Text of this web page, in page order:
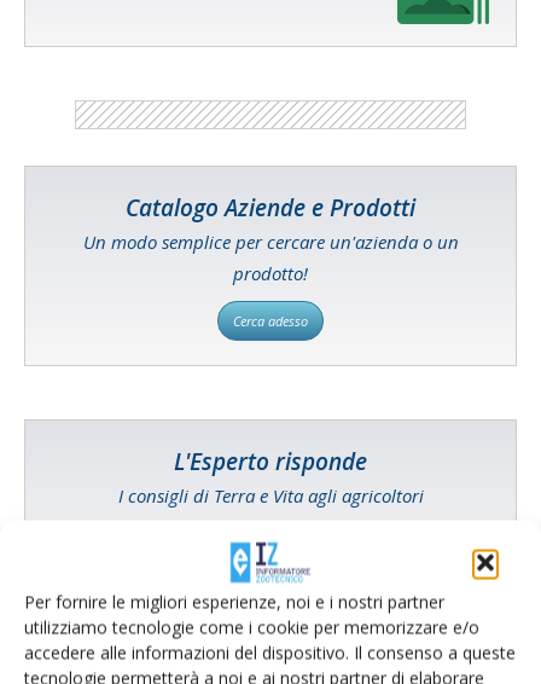
Per fornire le migliori esperienze, noi e i nostri partner
utilizziamo tecnologie come i cookie per memorizzare e/o
accedere alle informazioni del dispositivo. Il consenso a queste
tecnologie permetterà a noi e ai nostri partner di elaborare
Catalogo Aziende e Prodotti
Un modo semplice per cercare un'azienda o un
prodotto!
Cerca adesso
L'Esperto risponde
I consigli di Terra e Vita agli agricoltori
Cerca adesso